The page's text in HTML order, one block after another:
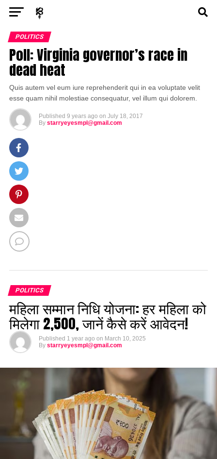
ENTERTAINMENT
POLITICS TECH SPORTS HEALTH
BUSINESS
POLITICS
Poll: Virginia governor’s race in
dead heat
Quis autem vel eum iure reprehenderit qui in ea voluptate velit
esse quam nihil molestiae consequatur, vel illum qui dolorem.
Published 9 years ago on July 18, 2017
By starryeyesmpl@gmail.com
POLITICS
महिला सम्मान निधि योजना: हर महिला को
मिलेगा ₹2,500, जानें कैसे करें आवेदन!
Published 1 year ago on March 10, 2025
By starryeyesmpl@gmail.com